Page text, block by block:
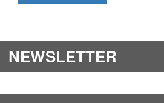
NEWSLETTER